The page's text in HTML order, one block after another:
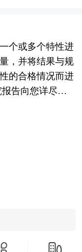
和投资价值。通
挖掘企业的成长
的研究和最有价
告由中研普华
市场调研基础
商务部、国家发
发展研究中心、
、中国经济景气
内外多种相关报
本报告对国内外
彻地分析，对我
形势作了详尽研
行业发展趋势以
资部门、研究机
个或多个特性进
，并将结果与规
的合格情况而进
告向您详尽描
尽的内容。中研
上建立起了完善
究方法一直在业
面最全面、研究
业研究报告系
有的与国际接轨
，以客户需求为
科学的分析体